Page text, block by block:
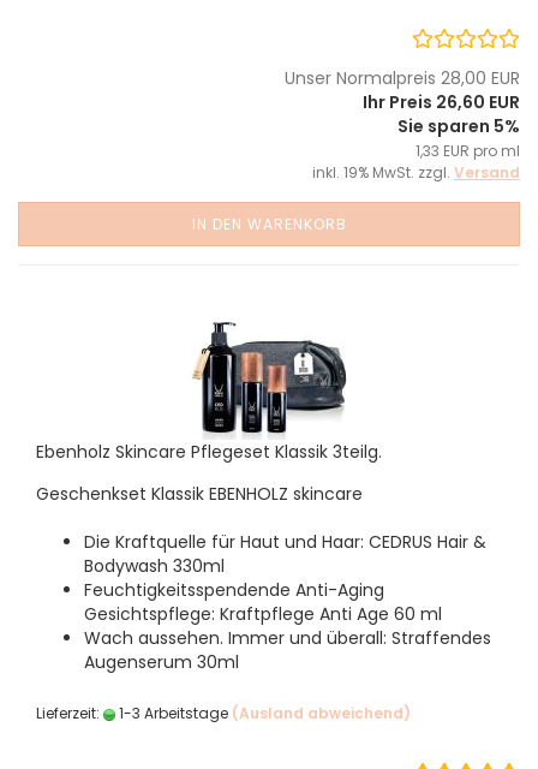
Unser Normalpreis 28,00 EUR
Ihr Preis 26,60 EUR
Sie sparen 5%
1,33 EUR pro ml
inkl. 19% MwSt. zzgl. Versand
IN DEN WARENKORB
Ebenholz Skincare Pflegeset Klassik 3teilg.
Geschenkset Klassik EBENHOLZ skincare
Die Kraftquelle für Haut und Haar: CEDRUS Hair &
Bodywash 330ml
Feuchtigkeitsspendende Anti-Aging
Gesichtspflege: Kraftpflege Anti Age 60 ml
Wach aussehen. Immer und überall: Straffendes
Augenserum 30ml
Lieferzeit: 1-3 Arbeitstage (Ausland abweichend)